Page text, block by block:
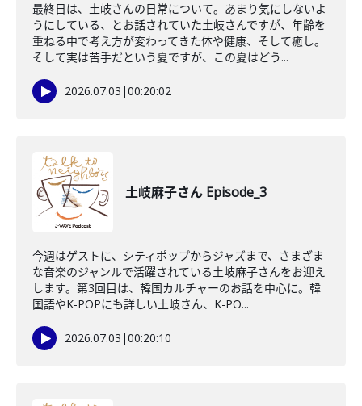
最終日は、土岐さんの日常について。あまり気にしないよ
うにしている、とお話されていた土岐さんですが、年齢を
重ねる中で考え方が変わってきた体や健康、そして癒し。
そして実は苦手だという夏ですが、この夏はどう...
2026.07.03 |00:20:02
土岐麻子さん Episode_3
今週はゲストに、シティポップからジャズまで、さまざま
な音楽のジャンルで活躍されている土岐麻子さんをお迎え
します。第3回目は、韓国カルチャーのお話を中心に。韓
国語やK-POPにも詳しい土岐さん、K-PO...
2026.07.03 |00:20:10